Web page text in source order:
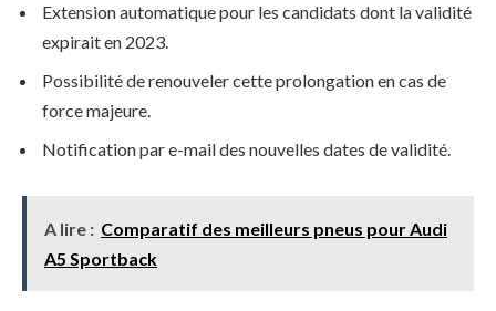
Extension automatique pour les candidats dont la validité
expirait en 2023.
Possibilité de renouveler cette prolongation en cas de
force majeure.
Notification par e-mail des nouvelles dates de validité.
A lire : Comparatif des meilleurs pneus pour Audi
A5 Sportback